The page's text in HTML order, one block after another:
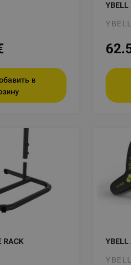
в
YBELL
YBELL
RACK
YBELL
YBELL